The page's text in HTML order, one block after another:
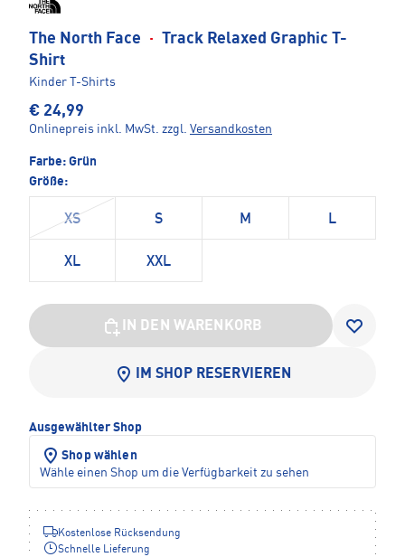
The North Face · Track Relaxed Graphic T-
Shirt
Kinder T-Shirts
€ 24,99
Onlinepreis inkl. MwSt. zzgl. Versandkosten
Farbe: Grün
Größe:
XS S M L
XL XXL
IN DEN WARENKORB
IM SHOP RESERVIEREN
Ausgewählter Shop
Shop wählen
Wähle einen Shop um die Verfügbarkeit zu sehen
Kostenlose Rücksendung
Schnelle Lieferung